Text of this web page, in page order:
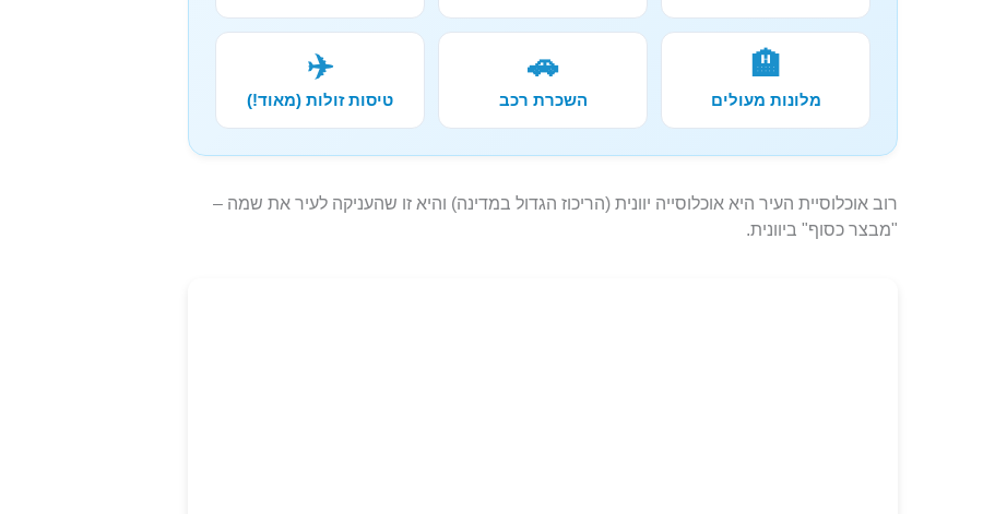
🏨
מלונות מעולים
🚗
השכרת רכב
✈️
טיסות זולות (מאוד!)
רוב אוכלוסיית העיר היא אוכלוסייה יוונית (הריכוז הגדול במדינה) והיא זו שהעניקה לעיר את שמה –
"מבצר כסוף" ביוונית.